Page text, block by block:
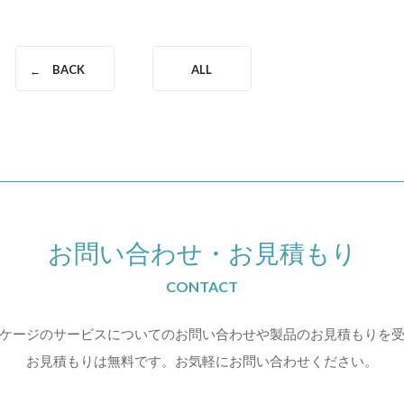
BACK ALL
お問い合わせ ・ お見積もり
CONTACT
ージのサービスについてのお問い合わせや製品のお見積もりを
お見積もりは無料です。お気軽にお問い合わせください。